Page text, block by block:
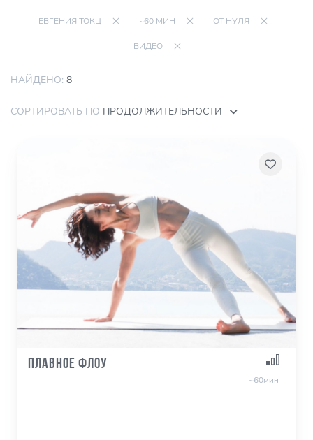
ЕВГЕНИЯ ТОКЦ ~60 МИН ОТ НУЛЯ
ВИДЕО
НАЙДЕНО: 8
СОРТИРОВАТЬ ПО ПРОДОЛЖИТЕЛЬНОСТИ
Плавное Флоу
~60мин